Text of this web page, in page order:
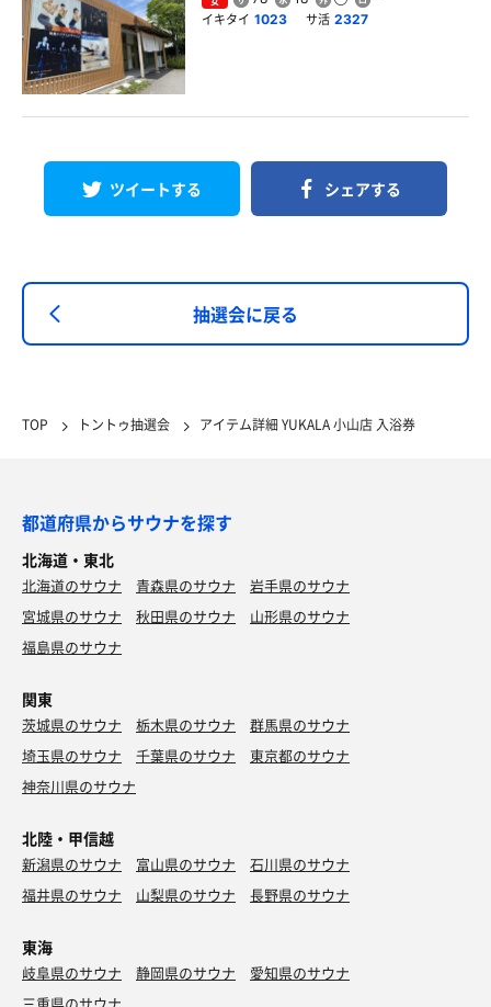
イキタイ 1023 サ活 2327
ツイートする シェアする
抽選会に戻る
TOP トントゥ抽選会 アイテム詳細 YUKALA 小山店 入浴券
都道府県からサウナを探す
北海道・東北
北海道のサウナ 青森県のサウナ
岩手県のサウナ
宮城県のサウナ
秋田県のサウナ
山形県のサウナ
福島県のサウナ
関東
茨城県のサウナ 栃木県のサウナ
群馬県のサウナ
埼玉県のサウナ
千葉県のサウナ
東京都のサウナ
神奈川県のサウナ
北陸・甲信越
新潟県のサウナ 富山県のサウナ
石川県のサウナ
福井県のサウナ
山梨県のサウナ 長野県のサウナ
東海
岐阜県のサウナ 静岡県のサウナ
愛知県のサウナ